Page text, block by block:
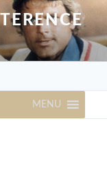
MENU